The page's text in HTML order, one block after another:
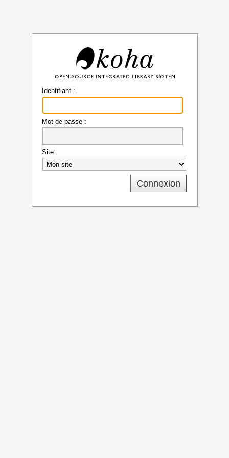
Identifiant :
Mot de passe :
Site: